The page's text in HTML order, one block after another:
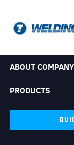
ABOUT COMPANY
PRODUCTS